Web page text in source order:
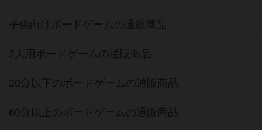
子供向けボードゲームの通販商品
2人用ボードゲームの通販商品
20分以下のボードゲームの通販商品
60分以上のボードゲームの通販商品